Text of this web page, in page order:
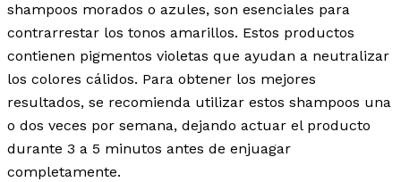
shampoos morados o azules, son esenciales para
contrarrestar los tonos amarillos. Estos productos
contienen pigmentos violetas que ayudan a neutralizar
los colores cálidos. Para obtener los mejores
resultados, se recomienda utilizar estos shampoos una
o dos veces por semana, dejando actuar el producto
durante 3 a 5 minutos antes de enjuagar
completamente.